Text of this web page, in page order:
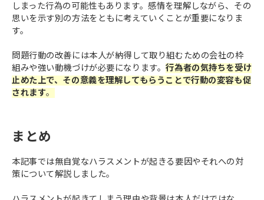
しまった行為の可能性もあります。感情を理解しながら、その
思いを示す別の方法をともに考えていくことが重要になりま
す。
問題行動の改善には本人が納得して取り組むための会社の枠
組みや強い動機づけが必要になります。行為者の気持ちを受け
止めた上で、その意義を理解してもらうことで行動の変容も促
されます。
まとめ
本記事では無自覚なハラスメントが起きる要因やそれへの対
策について解説しました。